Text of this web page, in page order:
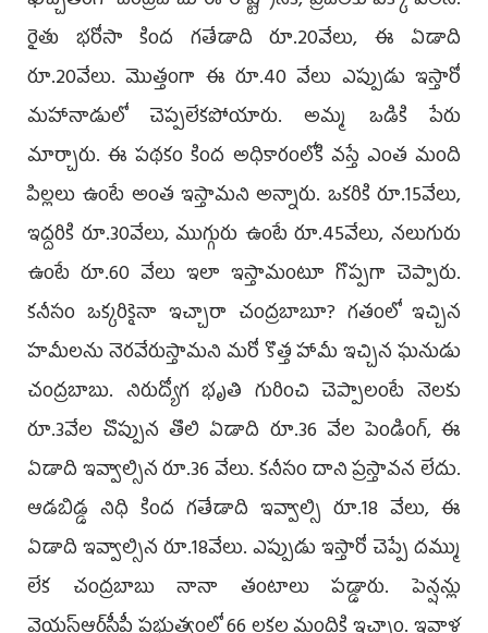
రైతు భరోసా కింద గతేడాది రూ.20వేలు, ఈ ఏడాది
రూ.20వేలు. మొత్తంగా ఈ రూ.40 వేలు ఎప్పుడు ఇస్తారో
మహానాడులో చెప్పలేకపోయారు. అమ్మ ఒడికి పేరు
మార్చారు. ఈ పథకం కింద అధికారంలోకి వస్తే ఎంత మంది
పిల్లలు ఉంటే అంత ఇస్తామని అన్నారు. ఒకరికి రూ.15వేలు,
ఇద్దరికి రూ.30వేలు, ముగ్గురు ఉంటే రూ.45వేలు, నలుగురు
ఉంటే రూ.60 వేలు ఇలా ఇస్తామంటూ గొప్పగా చెప్పారు.
కనీసం ఒక్కరికైనా ఇచ్చారా చంద్రబాబూ? గతంలో ఇచ్చిన
హమీలను నెరవేరుస్తామని మరో కొత్త హామీ ఇచ్చిన ఘనుడు
చంద్రబాబు. నిరుద్యోగ భృతి గురించి చెప్పాలంటే నెలకు
రూ.3వేల చొప్పున తొలి ఏడాది రూ.36 వేల పెండింగ్, ఈ
ఏడాది ఇవ్వాల్సిన రూ.36 వేలు. కనీసం దాని ప్రస్తావన లేదు.
ఆడబిడ్డ నిధి కింద గతేడాది ఇవ్వాల్సి రూ.18 వేలు, ఈ
ఏడాది ఇవ్వాల్సిన రూ.18వేలు. ఎప్పుడు ఇస్తారో చెప్పే దమ్ము
లేక చంద్రబాబు నానా తంటాలు పడ్డారు. పెన్షన్లు